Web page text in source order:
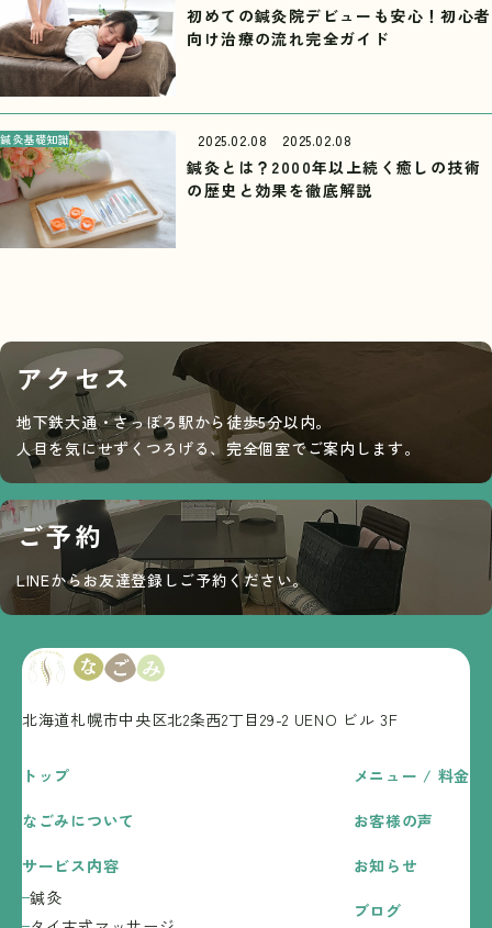
初めての鍼灸院デビューも安心！初心者
向け治療の流れ完全ガイド
鍼灸基礎知識 2025.02.08 2025.02.08
鍼灸とは？2000年以上続く癒しの技術
の歴史と効果を徹底解説
アクセス
地下鉄大通・さっぽろ駅から徒歩5分以内。
人目を気にせずくつろげる、完全個室でご案内します。
ご予約
LINEからお友達登録しご予約ください。
北海道札幌市中央区北2条西2丁目29-2 UENO ビル 3F
トップ
なごみについて
サービス内容
鍼灸
メニュー / 料金
お客様の声
お知らせ
ブログ